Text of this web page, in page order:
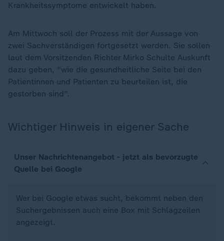
Krankheitssymptome entwickelt haben.
Am Mittwoch soll der Prozess mit der Aussage von
zwei Sachverständigen fortgesetzt werden. Sie sollen
laut dem Vorsitzenden Richter Mirko Schulte Auskunft
dazu geben, "wie die gesundheitliche Seite bei den
Patientinnen und Patienten zu beurteilen ist, die
gestorben sind".
Wichtiger Hinweis in eigener Sache
Unser Nachrichtenangebot - jetzt als bevorzugte
Quelle bei Google
Wer bei Google etwas sucht, bekommt neben den
Suchergebnissen auch eine Box mit Schlagzeilen
angezeigt.